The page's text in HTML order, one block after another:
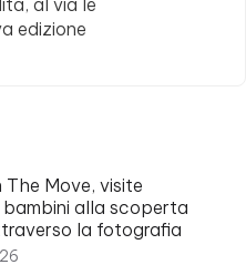
edizione
Move, visite
alla scoperta
la fotografia